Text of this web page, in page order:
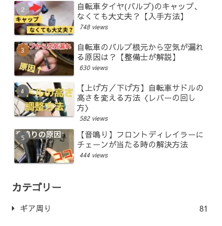
自転車タイヤ(バルブ)のキャップ、
なくても大丈夫？【入手方法】
748 views
自転車のバルブ根元から空気が漏れ
る原因は？【整備士が解説】
630 views
【上げ方／下げ方】自転車サドルの
高さを変える方法〈レバーの回し
方〉
582 views
【音鳴り】フロントディレイラーに
チェーンが当たる時の解決方法
444 views
カテゴリー
ギア周り 81